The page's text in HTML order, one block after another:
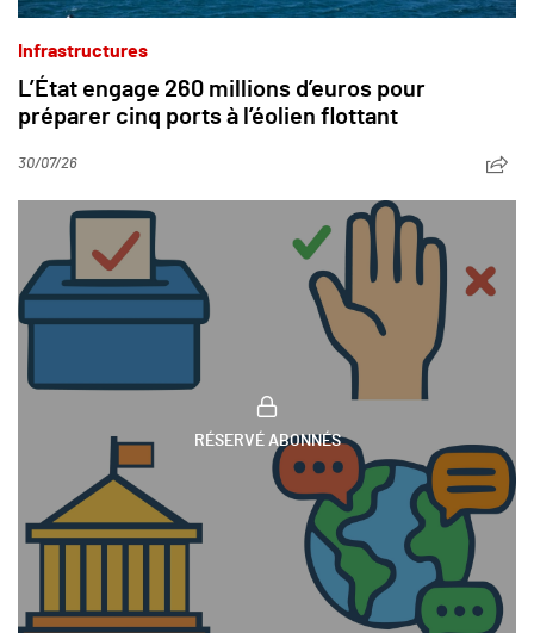
Infrastructures
L’État engage 260 millions d’euros pour
préparer cinq ports à l’éolien flottant
30/07/26
RÉSERVÉ ABONNÉS